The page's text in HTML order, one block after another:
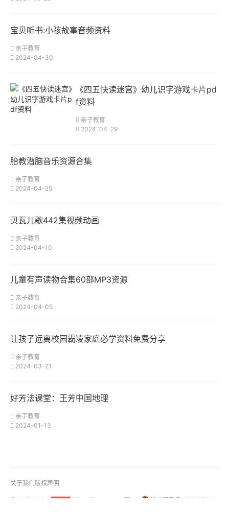
宝贝听书:小孩故事音频资料
亲子教育
2024-04-30
《四五快读迷宫》幼儿识字游戏卡片pd
f资料
亲子教育
2024-04-29
胎教潜脑音乐资源合集
亲子教育
2024-04-25
贝瓦儿歌442集视频动画
亲子教育
2024-04-10
儿童有声读物合集60部MP3资源
亲子教育
2024-04-05
让孩子远离校园霸凌家庭必学资料免费分享
亲子教育
2024-03-21
好芳法课堂：王芳中国地理
亲子教育
2024-01-13
关于我们 版权声明
@2017-2026 桂ICP备18001158号-1
桂公网安备 450107020